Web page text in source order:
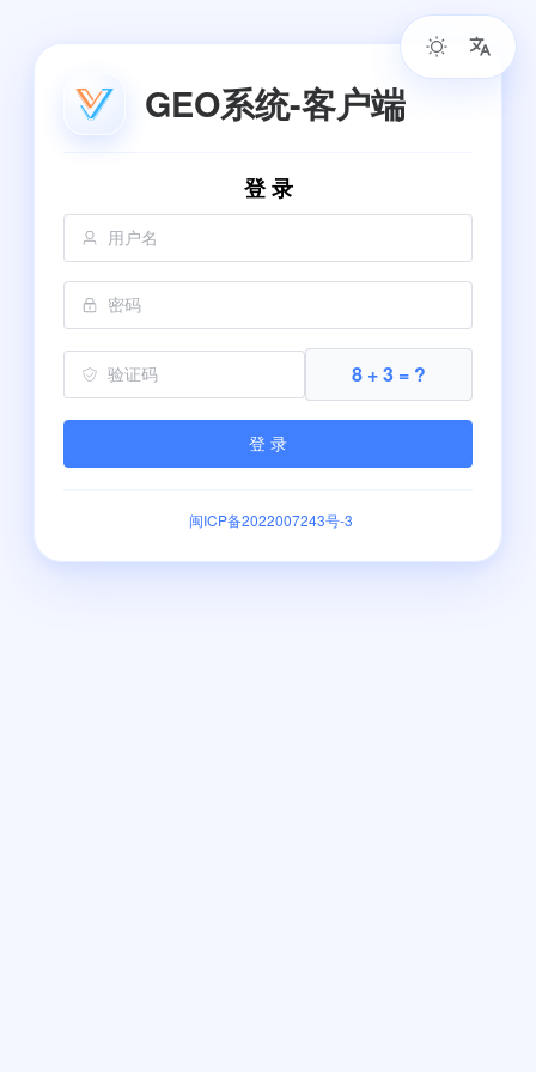
GEO系统-客户端
登 录
8 + 3 = ?
登 录
闽ICP备2022007243号-3